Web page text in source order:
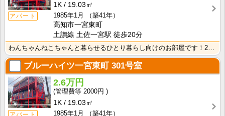
アパート
1K
19.03㎡
1985年1月
（築41年）
高知市一宮東町
土讃線 土佐一宮駅 徒歩20分
ブルーハイツ一宮東町301号室
アパート
2.6万円
2000円
1K
19.03㎡
1985年1月
（築41年）